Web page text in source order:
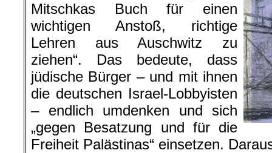
Mitschkas Buch für einen
wichtigen Anstoß, richtige
Lehren aus Auschwitz zu
ziehen“. Das bedeute, dass
jüdische Bürger – und mit ihnen
die deutschen Israel-Lobbyisten
– endlich umdenken und sich
„gegen Besatzung und für die
Freiheit Palästinas“ einsetzen.